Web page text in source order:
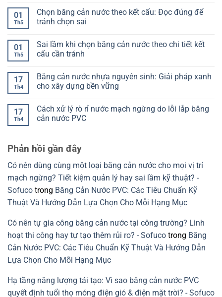
tông
không
lệch
Cách
nhận
biết
chưa
ST
SP
PR
cản
nước
là
đọc
để
chọn
bình
luận
ở
Model
V
Model
đúng
theo
mạch
khe
co
giãn
01
Th5
Chọn băng cản nước theo kết cấu: Đọc đúng để
tránh chọn sai
bình
luận
ở
cản
nước
theo
Đọc
đúng
để
01
Th5
Sai lầm khi chọn băng cản nước theo chi tiết kết
cấu cần tránh
bình
luận
ở
khi
chọn
băng
chi
tiết
kết
cấu
cần
tránh
17
Th4
Băng cản nước nhựa nguyên sinh: Giải pháp xanh
cho xây dựng bền vững
bình
luận
ở
nhựa
nguyên
sinh:
Giải
pháp
xanh
cho
xây
dựng
bền
17
Th4
Cách xử lý rò rỉ nước mạch ngừng do lỗi lắp băng
cản nước PVC
luận
ở
Cách
xử
lý
rò
rỉ
nước
mạch
ngừng
lắp
băng
cản
nước
PVC
Phản hồi gần đây
Có nên dùng cùng một loại băng cản nước cho mọi vị trí
mạch ngừng? Tiết kiệm quản lý hay sai lầm kỹ thuật? -
Sofuco trong Băng Cản Nước PVC: Các Tiêu Chuẩn Kỹ
Thuật Và Hướng Dẫn Lựa Chọn Cho Mỗi Hạng Mục
Có nên tự gia công băng cản nước tại công trường? Linh
hoạt thi công hay tự tạo thêm rủi ro? - Sofuco trong Băng
Cản Nước PVC: Các Tiêu Chuẩn Kỹ Thuật Và Hướng Dẫn
Lựa Chọn Cho Mỗi Hạng Mục
Hạ tầng năng lượng tái tạo: Vì sao băng cản nước PVC
quyết định tuổi thọ móng điện gió & điện mặt trời? - Sofuco